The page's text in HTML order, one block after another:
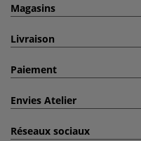
Magasins
Livraison
Paiement
Envies Atelier
Réseaux sociaux